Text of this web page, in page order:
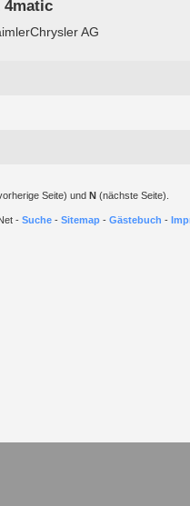
4matic
AG
Seite) und N (nächste Seite).
- Suche - Sitemap - Gästebuch -